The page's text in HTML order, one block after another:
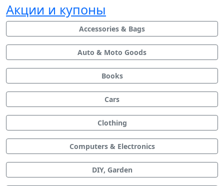
Акции и купоны
Accessories & Bags
Auto & Moto Goods
Books
Cars
Clothing
Computers & Electronics
DIY, Garden